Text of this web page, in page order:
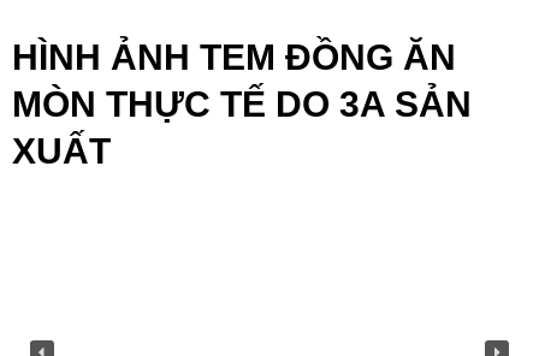
HÌNH ẢNH TEM ĐỒNG ĂN
MÒN THỰC TẾ DO 3A SẢN
XUẤT